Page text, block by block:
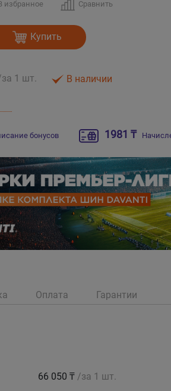
избранное Сравнить
Купить
1 шт. В наличии
бонусов 1981 ₸
Оплата Гарантии
66 050 ₸ /за 1 шт.